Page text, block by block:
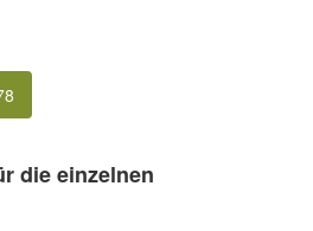
die einzelnen